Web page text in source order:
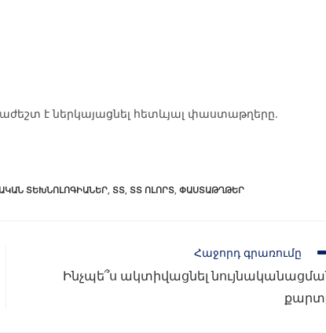
է ներկայացնել հետևյալ փաստաթղերը.
ՏԵԽՆՈԼՈԳԻԱՆԵՐ, ՏՏ, ՏՏ ՈԼՈՐՏ, ՓԱՍՏԱԹՂԹԵՐ
Հաջորդ գրառումը
Ինչպե՞ս ակտիվացնել